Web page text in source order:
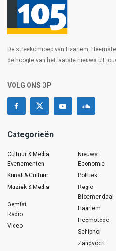
De streekomroep van Haarlem,
de hoogte van het laatste nieuws uit
VOLG ONS OP
Categorieën
Cultuur & Media
Evenementen
Kunst & Cultuur
Muziek & Media
Gemist
Radio
Video
Nieuws
Economie
Politiek
Regio
Bloemendaal
Haarlem
Heemstede
Schiphol
Zandvoort